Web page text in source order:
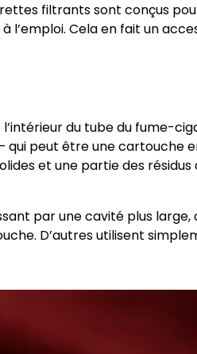
filtrants sont conçus
l’emploi. Cela en fait un
du tube du fume-
qui peut être une cartouche
et une partie des résidus
par une cavité plus large,
D’autres utilisent